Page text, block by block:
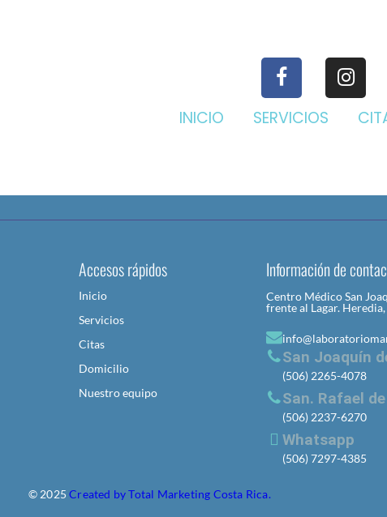
INICIO SERVICIOS
Accesos rápidos
Inicio
Servicios
Citas
Domicilio
Nuestro equipo
Información de
Centro Médico San
frente al Lagar.
San Joaquín
(506) 2265-4078
San. Rafael
(506) 2237-6270
Whatsapp
(506) 7297-4385
© 2025 Created by Total Marketing Costa Rica.